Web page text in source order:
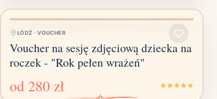
ŁÓDŹ ·VOUCHER
Voucher na sesję zdjęciową dziecka na
roczek - "Rok pełen wrażeń"
od 280 zł